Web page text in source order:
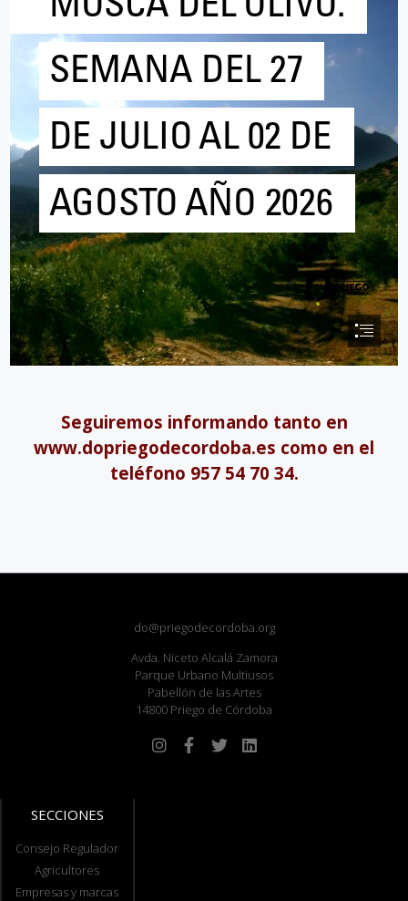
Seguiremos informando tanto en
www.dopriegodecordoba.es como en el
teléfono 957 54 70 34.
do@priegodecordoba.org
Avda. Niceto Alcalá Zamora
Parque Urbano Multiusos
Pabellón de las Artes
14800 Priego de Córdoba
SECCIONES
Consejo Regulador
Agricultores
Empresas y marcas